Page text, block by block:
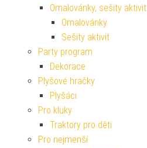
Omalovánky, sešity aktivit
Omalovánky
Sešity aktivit
Party program
Dekorace
Plyšové hračky
Plyšáci
Pro kluky
Traktory pro děti
Pro nejmenší